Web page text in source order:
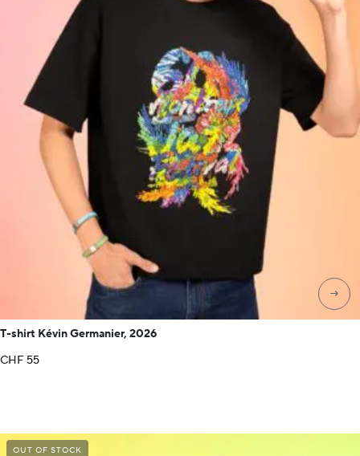
→
T-shirt Kévin Germanier, 2026
CHF 55
OUT OF STOCK